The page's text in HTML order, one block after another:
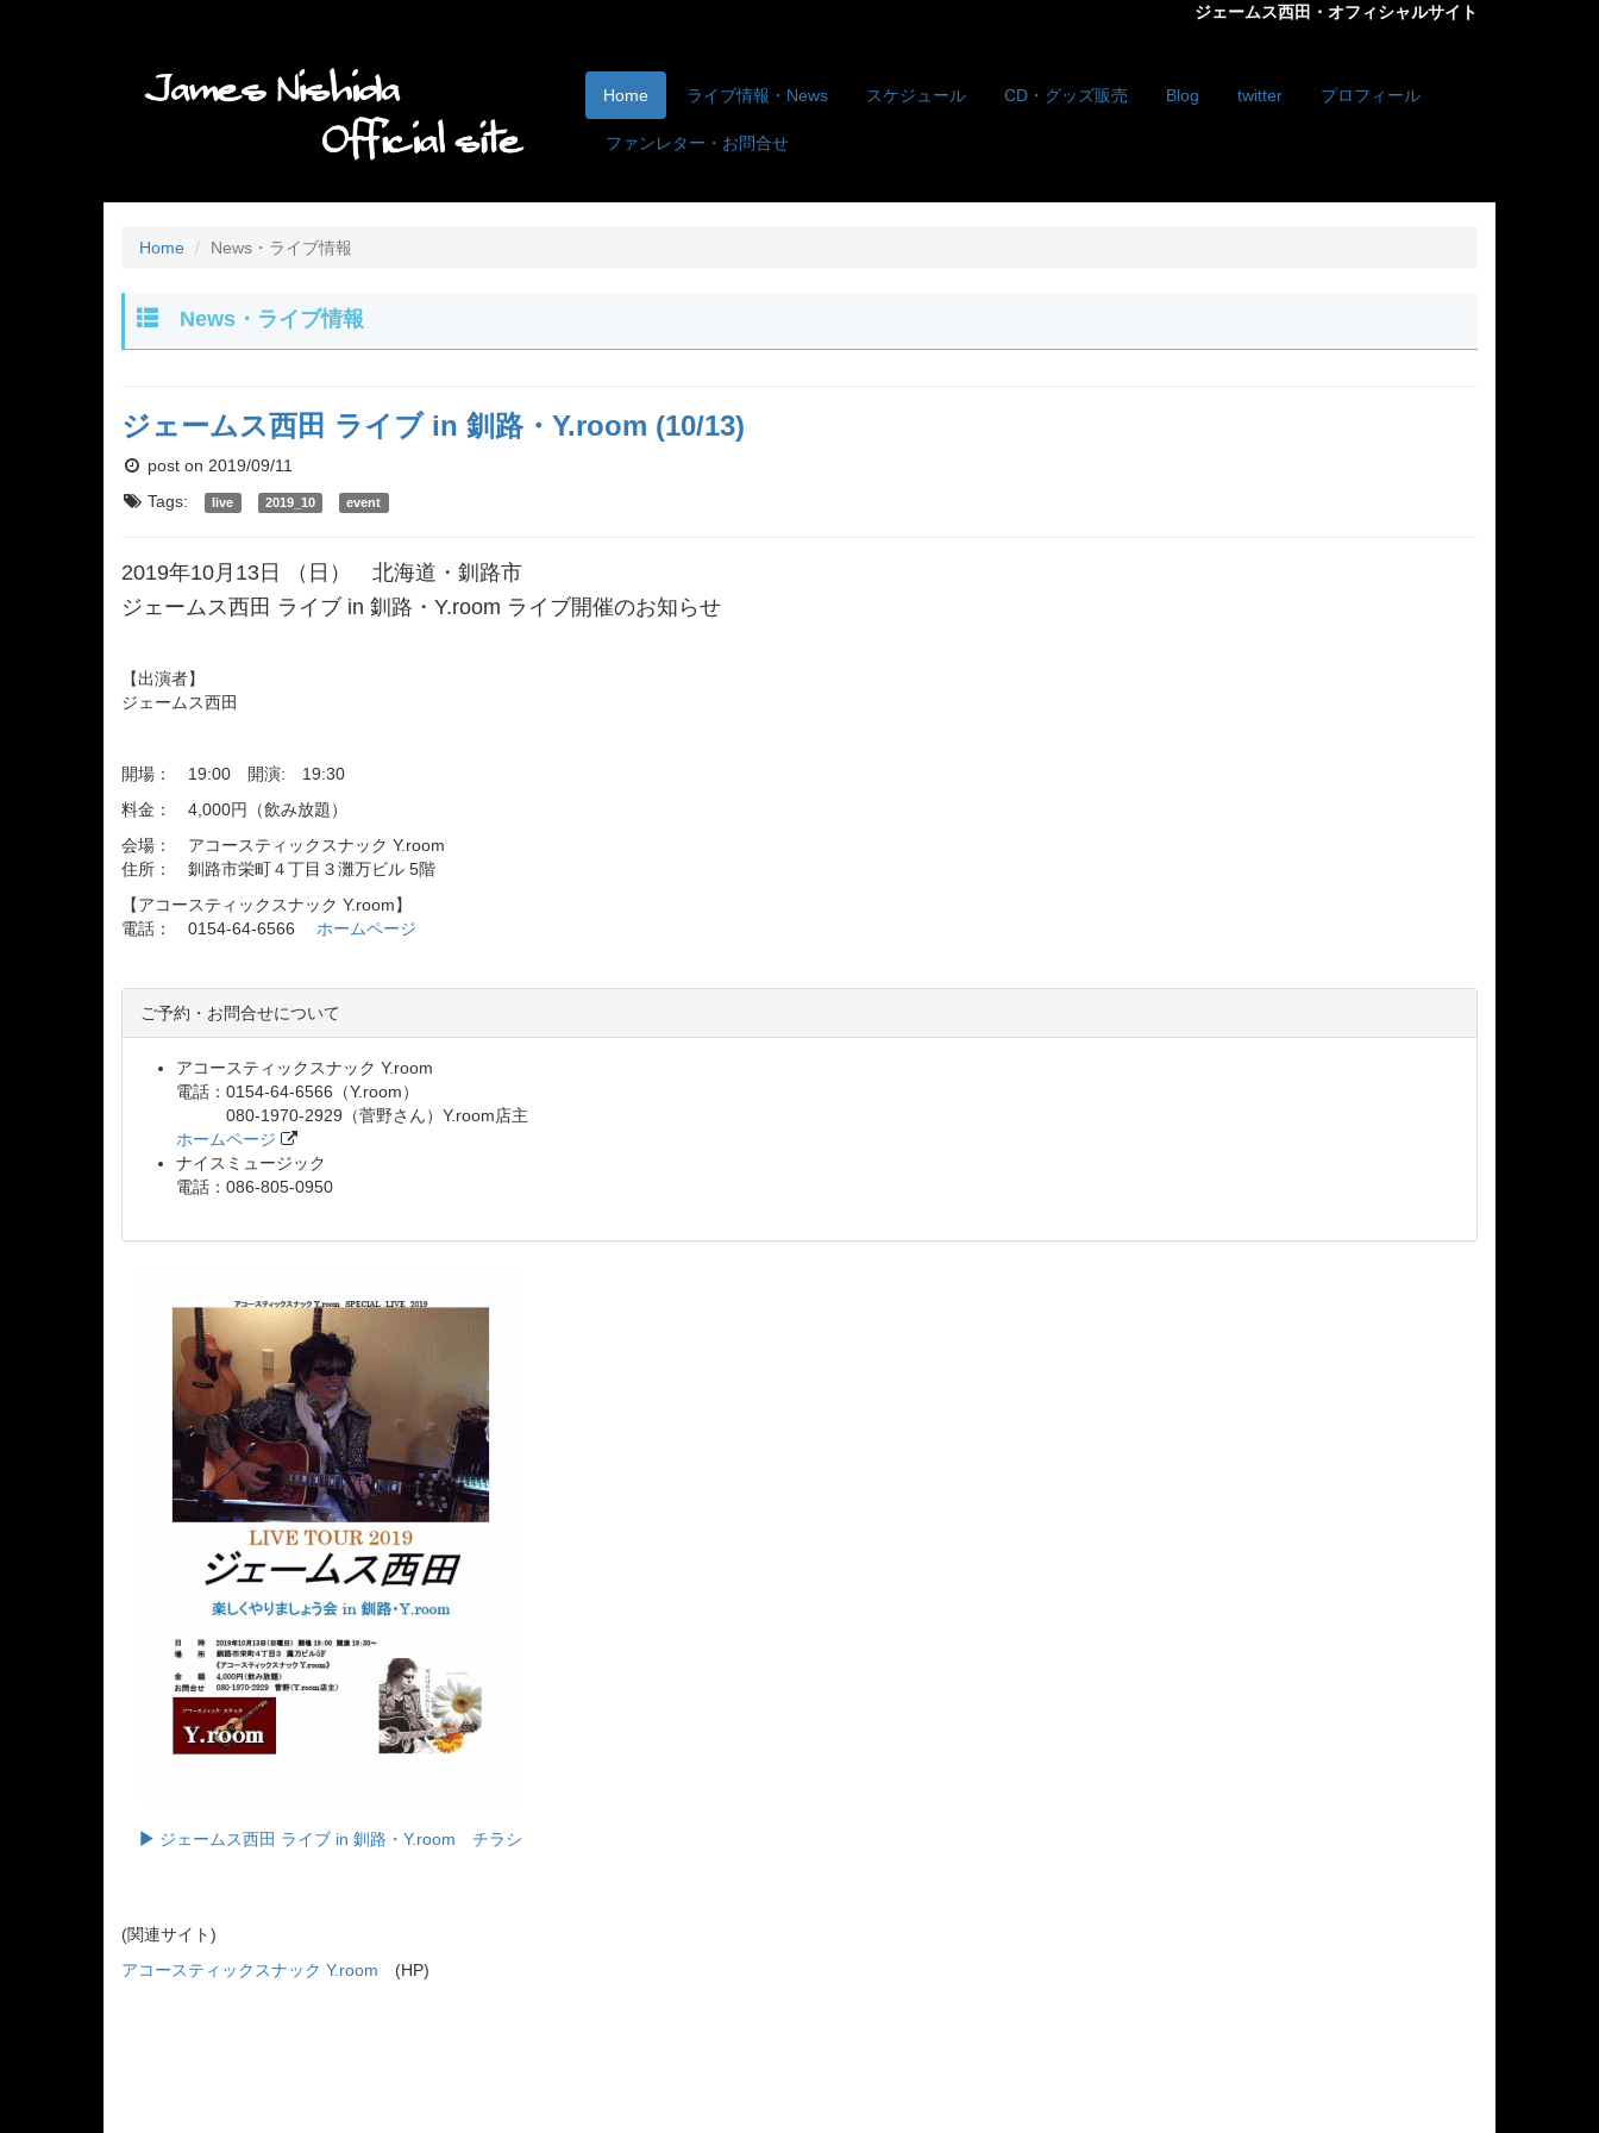
ジェームス西田・オフィシャルサイト
Home ライブ情報・News スケジュール CD・グッズ販売 Blog twitter プロフィール
ファンレター・お問合せ
Home News・ライブ情報
News・ライブ情報
ジェームス西田 ライブ in 釧路・Y.room (10/13)
post on 2019/09/11
Tags:
live 2019_10 event
2019年10月13日 （日） 北海道・釧路市
ジェームス西田 ライブ in 釧路・Y.room ライブ開催のお知らせ
【出演者】
ジェームス西田
開場： 19:00 開演: 19:30
料金： 4,000円（飲み放題）
会場： アコースティックスナック Y.room
住所： 釧路市栄町４丁目３灘万ビル 5階
【アコースティックスナック Y.room】
電話： 0154-64-6566 ホームページ
ご予約・お問合せについて
アコースティックスナック Y.room
電話：0154-64-6566（Y.room）
080-1970-2929（菅野さん）Y.room店主
ホームページ
ナイスミュージック
電話：086-805-0950
ジェームス西田 ライブ in 釧路・Y.room チラシ
(関連サイト)
アコースティックスナック Y.room (HP)